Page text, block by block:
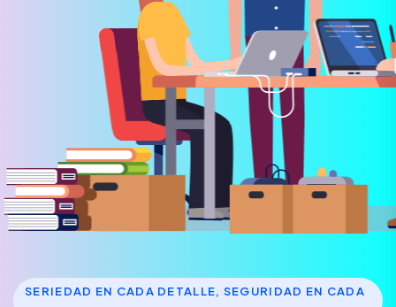
SERIEDAD EN CADA DETALLE, SEGURIDAD EN CADA